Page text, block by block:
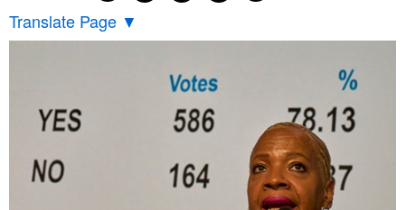
Translate Page ▼